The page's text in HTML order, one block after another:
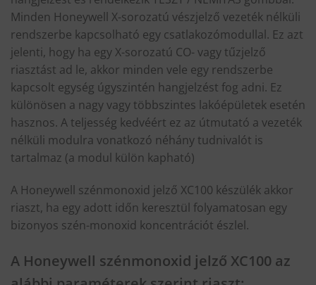
Minden Honeywell X-sorozatú vészjelző vezeték nélküli
rendszerbe kapcsolható egy csatlakozómodullal. Ez azt
jelenti, hogy ha egy X-sorozatú CO- vagy tűzjelző
riasztást ad le, akkor minden vele egy rendszerbe
kapcsolt egység úgyszintén hangjelzést fog adni. Ez
különösen a nagy vagy többszintes lakóépületek esetén
hasznos. A teljesség kedvéért ez az útmutató a vezeték
nélküli modulra vonatkozó néhány tudnivalót is
tartalmaz (a modul külön kapható)
A Honeywell szénmonoxid jelző XC100 készülék akkor
riaszt, ha egy adott időn keresztül folyamatosan egy
bizonyos szén-monoxid koncentrációt észlel.
A Honeywell szénmonoxid jelző XC100 az